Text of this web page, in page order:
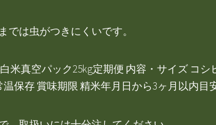
は虫がつきにくいです。
米真空パック25kg定期便 内容・サイズ コ
保存 賞味期限 精米年月日から3ヶ月以内目